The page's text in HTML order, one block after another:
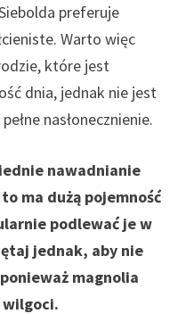
preferuje
Warto więc
które jest
dnia, jednak nie jest
nasłonecznienie.
nawadnianie
ma dużą pojemność
podlewać je w
jednak, aby nie
magnolia